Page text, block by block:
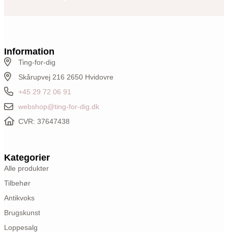
Information
Ting-for-dig
Skårupvej 216 2650 Hvidovre
+45 29 72 06 91
webshop@ting-for-dig.dk
CVR: 37647438
Kategorier
Alle produkter
Tilbehør
Antikvoks
Brugskunst
Loppesalg